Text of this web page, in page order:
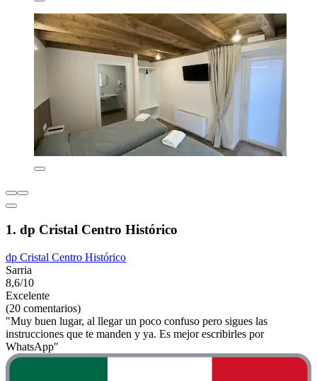
1. dp Cristal Centro Histórico
dp Cristal Centro Histórico
Sarria
8,6/10
Excelente
(20 comentarios)
"Muy buen lugar, al llegar un poco confuso pero sigues las
instrucciones que te manden y ya. Es mejor escribirles por
WhatsApp"